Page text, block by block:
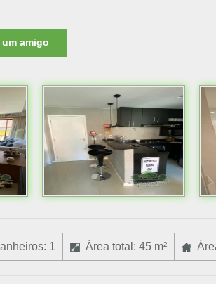
amigo
1 Área total: 45 m²